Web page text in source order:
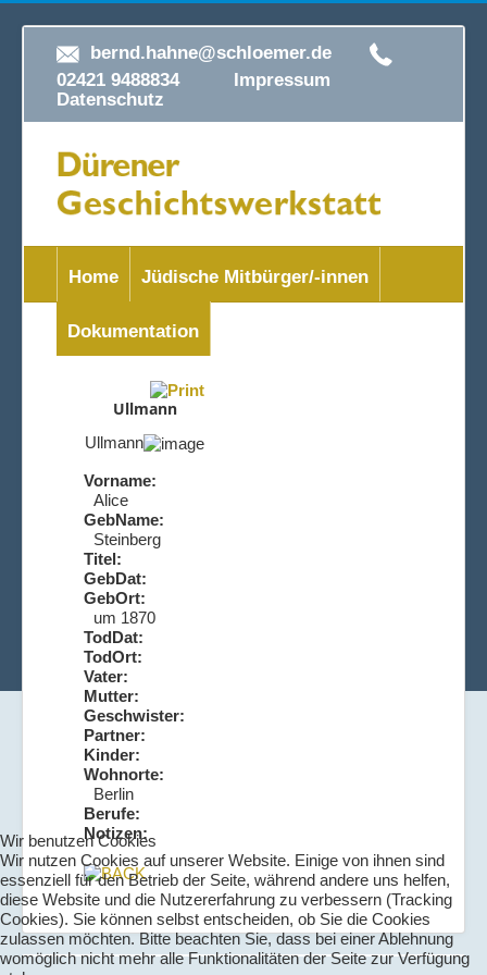
bernd.hahne@schloemer.de
02421 9488834 Impressum
Datenschutz
Home Jüdische Mitbürger/-innen
Dokumentation
Ullmann
Ullmann
Vorname:
Alice
GebName:
Steinberg
Titel:
GebDat:
GebOrt:
um 1870
TodDat:
TodOrt:
Vater:
Mutter:
Geschwister:
Partner:
Kinder:
Wohnorte:
Berlin
Berufe:
Notizen:
Wir benutzen Cookies
Wir nutzen Cookies auf unserer Website. Einige von ihnen sind
essenziell für den Betrieb der Seite, während andere uns helfen,
diese Website und die Nutzererfahrung zu verbessern (Tracking
Cookies). Sie können selbst entscheiden, ob Sie die Cookies
zulassen möchten. Bitte beachten Sie, dass bei einer Ablehnung
womöglich nicht mehr alle Funktionalitäten der Seite zur Verfügung